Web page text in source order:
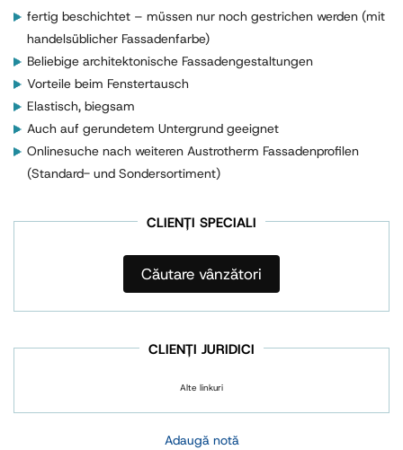
fertig beschichtet – müssen nur noch gestrichen werden (mit
handelsüblicher Fassadenfarbe)
Beliebige architektonische Fassadengestaltungen
Vorteile beim Fenstertausch
Elastisch, biegsam
Auch auf gerundetem Untergrund geeignet
Onlinesuche nach weiteren Austrotherm Fassadenprofilen
(Standard- und Sondersortiment)
CLIENȚI SPECIALI
Căutare vânzători
CLIENȚI JURIDICI
Alte linkuri
Adaugă notă